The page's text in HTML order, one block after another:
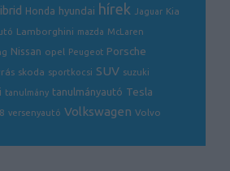
Honda hyundai hírek Jaguar Kia
Lamborghini mazda McLaren
Nissan opel Peugeot Porsche
skoda sportkocsi SUV suzuki
tanulmány tanulmányautó Tesla
versenyautó Volkswagen Volvo